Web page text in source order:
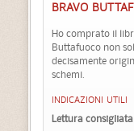
BRAVO
Ho comprato il
Buttafuoco non
decisamente
schemi.
INDICAZIONI UTILI
Lettura consigliata